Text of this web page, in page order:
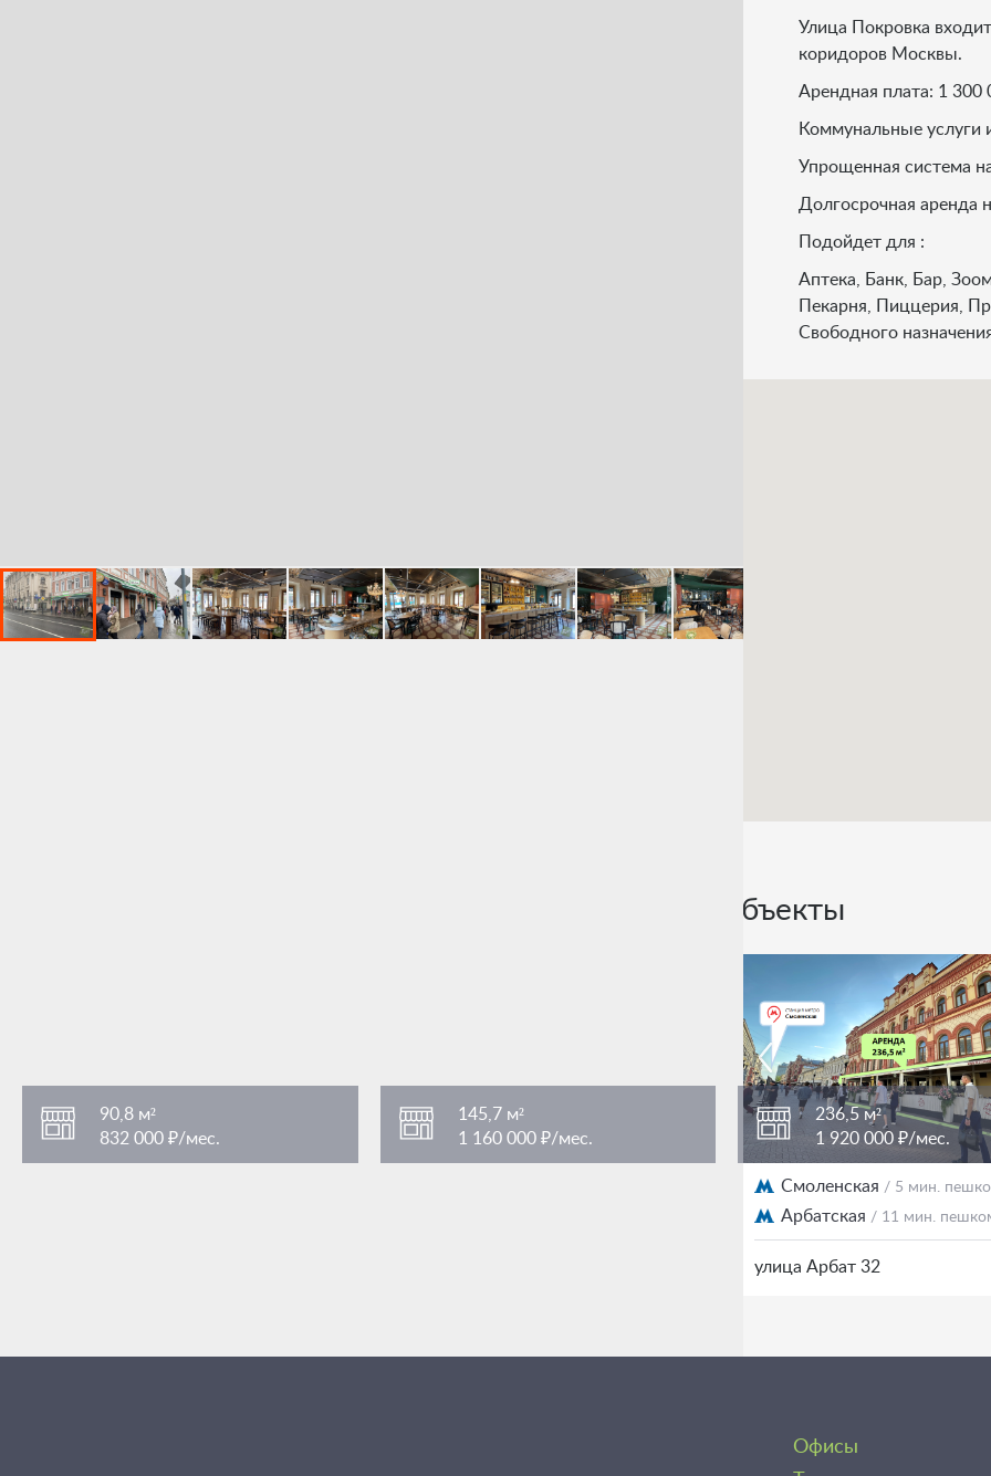
Улица Покровка
коридоров Москвы.
Арендная плата: 1 300
Коммунальные услуги
Упрощенная система
Долгосрочная аренда
Подойдет для :
Аптека, Банк, Бар,
Пекарня, Пиццерия,
Свободного
Похожие объекты
90,8 м²
832 000 ₽/мес.
145,7 м²
1 160 000 ₽/мес.
236,5 м²
1 920 000 ₽/мес.
Смоленская / 5 мин.
Арбатская / 11 мин.
улица Арбат 32
Офисы